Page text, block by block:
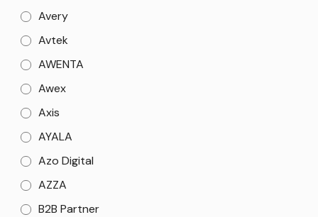
Avery
Avtek
AWENTA
Awex
Axis
AYALA
Azo Digital
AZZA
B2B Partner